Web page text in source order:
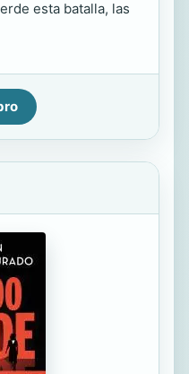
esta batalla, las